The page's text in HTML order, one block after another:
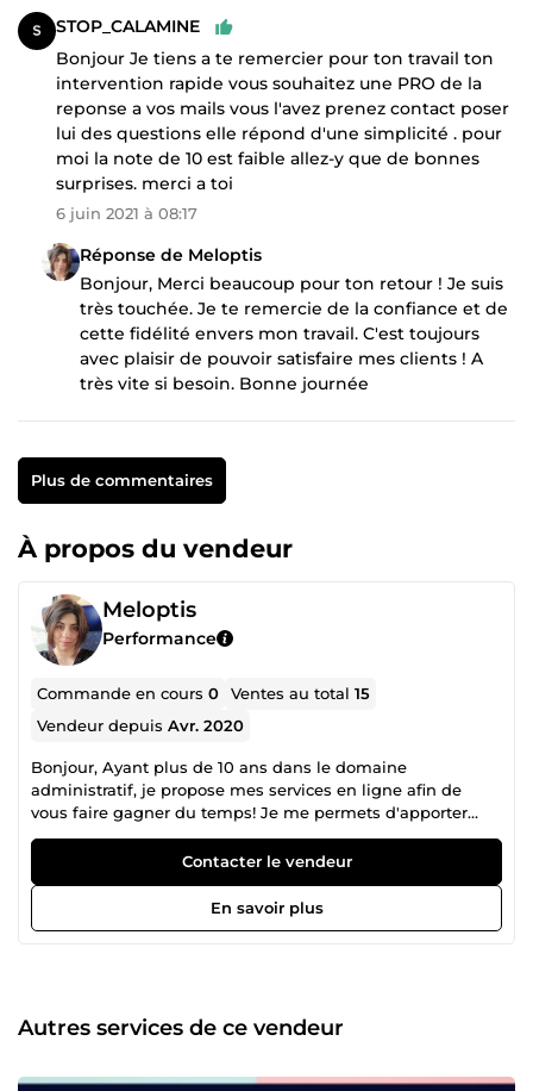
STOP_CALAMINE
Bonjour Je tiens a te remercier pour ton travail ton
intervention rapide vous souhaitez une PRO de la
reponse a vos mails vous l'avez prenez contact poser
lui des questions elle répond d'une simplicité . pour
moi la note de 10 est faible allez-y que de bonnes
surprises. merci a toi
6 juin 2021 à 08:17
Réponse de Meloptis
Bonjour, Merci beaucoup pour ton retour ! Je suis
très touchée. Je te remercie de la confiance et de
cette fidélité envers mon travail. C'est toujours
avec plaisir de pouvoir satisfaire mes clients ! A
très vite si besoin. Bonne journée
Plus de commentaires
À propos du vendeur
Meloptis
Performance
Commande en cours0 Ventes au total15
Vendeur depuisAvr. 2020
Bonjour, Ayant plus de 10 ans dans le domaine
administratif, je propose mes services en ligne afin de
vous faire gagner du temps! Je me permets d'apporter
mes services aux personnes qui souhaitent obtenir un
entretien et décrocher le poste adéquat. J'ai une grande
expérience dans les ressources humaines comme dans
différent domaine, mon expérience pourra vous être
bénéfique. Je vous répondrais dans les plus brefs délais et
propose également d'autres services, n'hésitez pas à
parcourir mon profil et mes services. En vous souhaitant
Contacter le vendeur
En savoir plus
Autres services de ce vendeur